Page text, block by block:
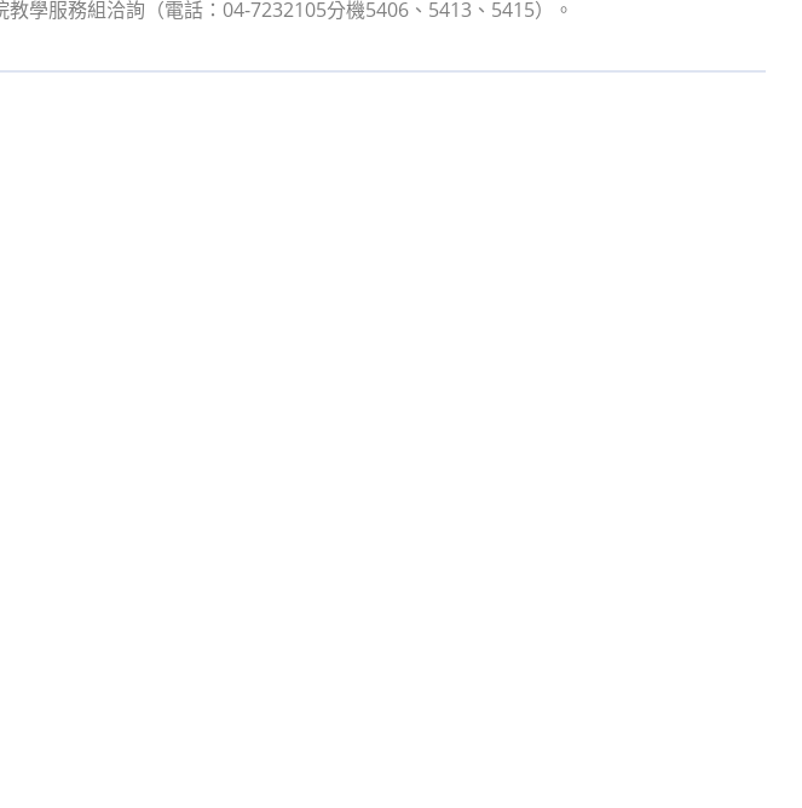
學服務組洽詢（電話：04-7232105分機5406、5413、5415）。